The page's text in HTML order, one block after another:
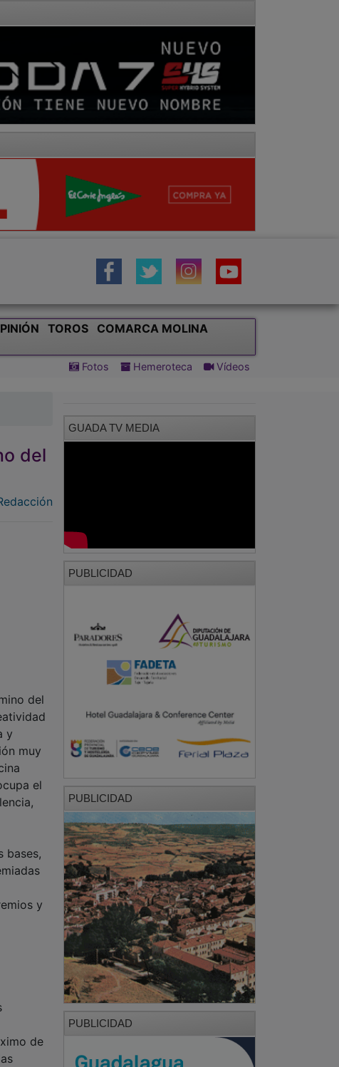
TOROS
COMARCA MOLINA
Fotos Hemeroteca Vídeos
del
del
y
muy
el
bases,
y
de
GUADA TV MEDIA
PUBLICIDAD
PUBLICIDAD
PUBLICIDAD